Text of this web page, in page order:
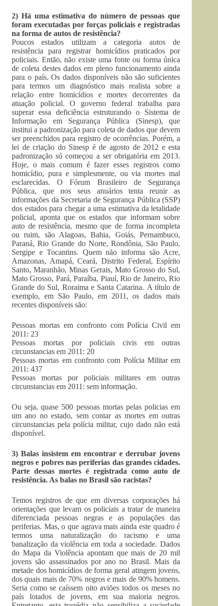
2) Há uma estimativa do número de pessoas que
foram executadas por forças policiais e registradas
na forma de autos de resistência?
Poucos estados utilizam a categoria autos de
resistência para registrar homicídios praticados por
policiais. Então, não existe uma fonte ou forma única
de coleta destes dados em pleno funcionamento ainda
para o país. Os dados disponíveis não são suficientes
para termos um diagnóstico mais realista sobre a
relação entre homicídios e mortes decorrentes da
atuação policial. O governo federal trabalha para
superar essa deficiência estruturando o Sistema de
Informação em Segurança Pública (Sinesp), que
institui a padronização para coleta de dados que devem
ser preenchidos para registro de ocorrências. Porém, a
lei de criação do Sinesp é de agosto de 2012 e esta
padronização só começou a ser obrigatória em 2013.
Hoje, o mais comum é fazer esses registros como
homicídio, pura e simplesmente, ou via mortes mal
esclarecidas. O Fórum Brasileiro de Segurança
Pública, que nos seus anuários tenta reunir as
informações da Secretaria de Segurança Pública (SSP)
dos estados para chegar a uma estimativa da letalidade
policial, aponta que os estados que informam sobre
auto de resistência, mesmo que de forma incompleta
ou ruim, são Alagoas, Bahia, Goiás, Pernambuco,
Paraná, Rio Grande do Norte, Rondônia, São Paulo,
Sergipe e Tocantins. Quem não informa são Acre,
Amazonas, Amapá, Ceará, Distrito Federal, Espírito
Santo, Maranhão, Minas Gerais, Mato Grosso do Sul,
Mato Grosso, Pará, Paraíba, Piauí, Rio de Janeiro, Rio
Grande do Sul, Roraima e Santa Catarina. A título de
exemplo, em São Paulo, em 2011, os dados mais
recentes disponíveis são:
Pessoas mortas em confronto com Polícia Civil em
2011: 23
Pessoas mortas por policiais civis em outras
circunstancias em 2011: 20
Pessoas mortas em confronto com Polícia Militar em
2011: 437
Pessoas mortas por policiais militares em outras
circunstancias em 2011: sem informação.
Ou seja, quase 500 pessoas mortas pelas policias em
um ano no estado, sem contar as mortes em outras
circunstancias pela polícia militar, cujo dado não está
disponível.
3) Balas insistem em encontrar e derrubar jovens
negros e pobres nas periferias das grandes cidades.
Parte dessas mortes é registrada como auto de
resistência. As balas no Brasil são racistas?
Temos registros de que em diversas corporações há
orientações que levam os policiais a tratar de maneira
diferenciada pessoas negras e as populações das
periferias. Mas, o que agrava mais ainda este quadro é
termos uma naturalização do racismo e uma
banalização da violência em toda a sociedade. Dados
do Mapa da Violência apontam que mais de 20 mil
jovens são assassinados por ano no Brasil. Mais da
metade dos homicídios de forma geral atingem jovens,
dos quais mais de 70% negros e mais de 90% homens.
Seria como se caíssem oito aviões todos os meses no
país lotados de jovens, em sua maioria negros.